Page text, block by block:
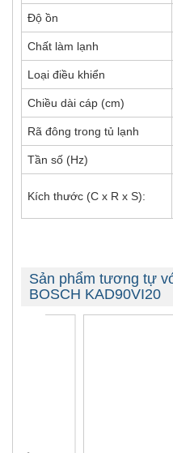
Độ ồn
Chất làm lạnh
Loại điều khiển
Chiều dài cáp (cm)
Rã đông trong tủ lạnh
Tần số (Hz)
Kích thước (C x R x S):
Sản phẩm tương tự
BOSCH KAD90VI20